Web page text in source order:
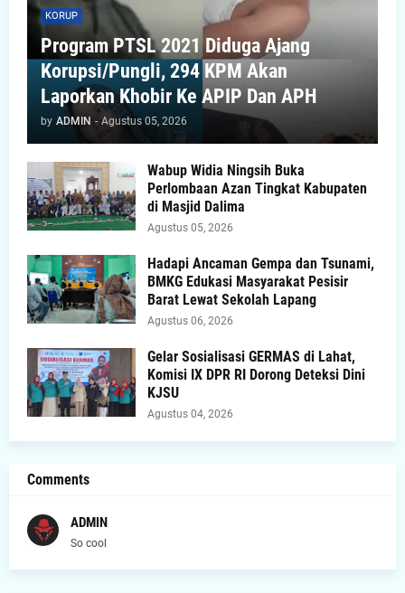
KORUP
Program PTSL 2021 Diduga Ajang
Korupsi/Pungli, 294 KPM Akan
Laporkan Khobir Ke APIP Dan APH
by ADMIN - Agustus 05, 2026
Wabup Widia Ningsih Buka
Perlombaan Azan Tingkat Kabupaten
di Masjid Dalima
Agustus 05, 2026
Hadapi Ancaman Gempa dan Tsunami,
BMKG Edukasi Masyarakat Pesisir
Barat Lewat Sekolah Lapang
Agustus 06, 2026
Gelar Sosialisasi GERMAS di Lahat,
Komisi IX DPR RI Dorong Deteksi Dini
KJSU
Agustus 04, 2026
Comments
ADMIN
So cool